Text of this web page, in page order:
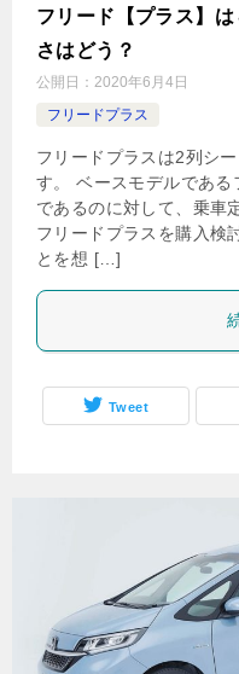
フリード【プラス】
さはどう？
公開日： 2020年6月4日
フリードプラス
フリードプラスは2列シ
す。 ベースモデルであ
であるのに対して、乗車
フリードプラスを購入検
とを想 […]
Tweet